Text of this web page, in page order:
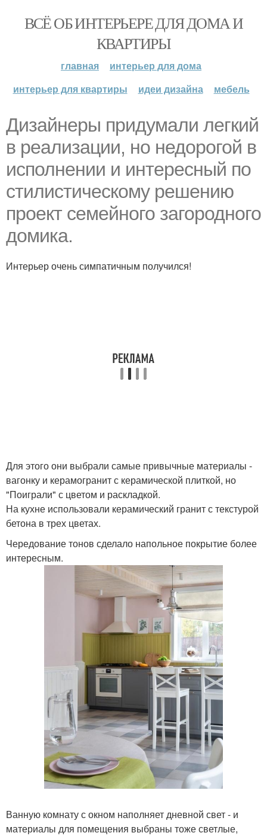
ВСЁ ОБ ИНТЕРЬЕРЕ ДЛЯ ДОМА И
КВАРТИРЫ
главная
интерьер для дома
интерьер для квартиры
идеи дизайна мебель
Дизайнеры придумали легкий
в реализации, но недорогой в
исполнении и интересный по
стилистическому решению
проект семейного загородного
домика.
Интерьер очень симпатичным получился!
Для этого они выбрали самые привычные материалы -
вагонку и керамогранит с керамической плиткой, но
"Поиграли" с цветом и раскладкой.
На кухне использовали керамический гранит с текстурой
бетона в трех цветах.
Чередование тонов сделало напольное покрытие более
интересным.
Ванную комнату с окном наполняет дневной свет - и
материалы для помещения выбраны тоже светлые,